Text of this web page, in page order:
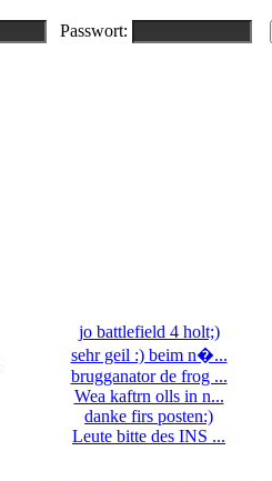
Passwort:
jo battlefield 4 holt;)
sehr geil :) beim n�...
brugganator de frog ...
Wea kaftrn olls in n...
danke firs posten:)
Leute bitte des INS ...